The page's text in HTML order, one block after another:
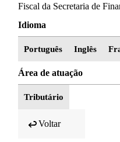
Fiscal da Secretaria de
Idioma
Português Inglês
Área de atuação
Tributário
Voltar